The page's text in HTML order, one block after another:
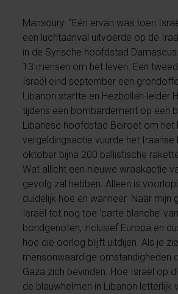
Mansoury: “Eén ervan was toen
een luchtaanval uitvoerde op de
in de Syrische hoofdstad
13 mensen om het leven. Een
Israël eind september een
Libanon startte en Hezbollah-leider
tijdens een bombardement op een
Libanese hoofdstad Beiroet om het
vergeldingsactie vuurde het Iraanse
oktober bijna 200 ballistische
Wat allicht een nieuwe wraakactie
gevolg zal hebben. Alleen is
duidelijk hoe en wanneer. Naar mijn
Israël tot nog toe ‘carte blanche’
bondgenoten, inclusief Europa en
hoe die oorlog blijft uitdijen. Als je
mensonwaardige omstandigheden
Gaza zich bevinden. Hoe Israël op
de blauwhelmen in Libanon letterlijk